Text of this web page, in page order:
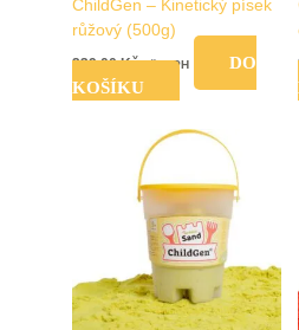
ChildGen – Kinetický písek
růžový (500g)
239,00Kč vč. DPH
DO
KOŠÍKU